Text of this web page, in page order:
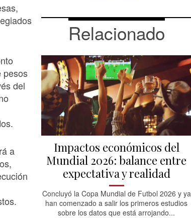
pesos
del
a
Relacionado
Impactos económicos del
Mundial 2026: balance entre
expectativa y realidad
Concluyó la Copa Mundial de Futbol 2026 y ya
han comenzado a salir los primeros estudios
sobre los datos que está arrojando...